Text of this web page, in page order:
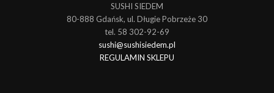
SUSHI SIEDEM
80-888 Gdańsk, ul. Długie Pobrzeże 30
tel. 58 302-92-69
sushi@sushisiedem.pl
REGULAMIN SKLEPU